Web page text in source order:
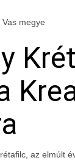
megye
az elmúlt